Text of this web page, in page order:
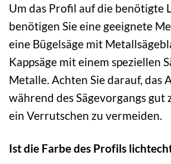
Um das Profil auf die benötigte
benötigen Sie eine geeignete
eine Bügelsäge mit
Kappsäge mit einem speziellen
Metalle. Achten Sie darauf, das
während des Sägevorgangs gut
ein Verrutschen zu vermeiden.
Ist die Farbe des Profils